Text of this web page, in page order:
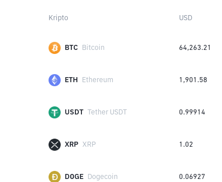
Kripto USD
BTC Bitcoin 64,263.21
ETH Ethereum 1,901.58
USDT Tether USDT 0.99914
XRP XRP 1.02
DOGE Dogecoin 0.06927